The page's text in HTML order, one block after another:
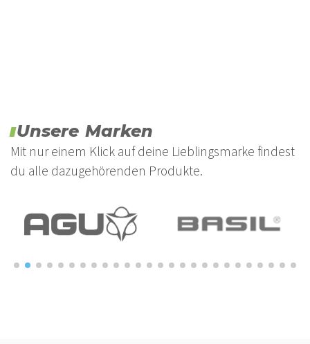
Unsere Marken
Mit nur einem Klick auf deine Lieblingsmarke findest
du alle dazugehörenden Produkte.